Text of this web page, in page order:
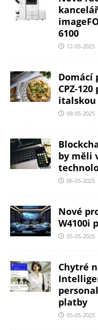
6100
12-05-2025
Domácí
CPZ-
09-05-2025
by měli
06-05-2025
Nové
W4100i
05-05-2025
Chytré
platby
05-05-2025